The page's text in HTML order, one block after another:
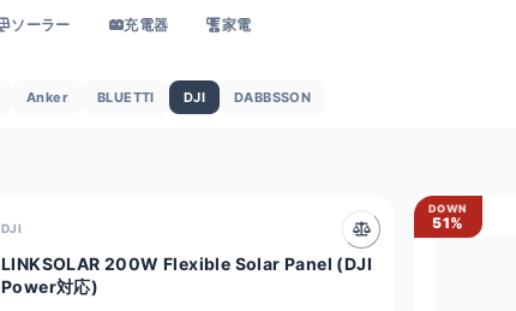
ソーラー 充電器 家電
Anker BLUETTI DJI DABBSSON
DJI
LINKSOLAR 200W Flexible Solar Panel (DJI
Power対応)
DOWN
51%